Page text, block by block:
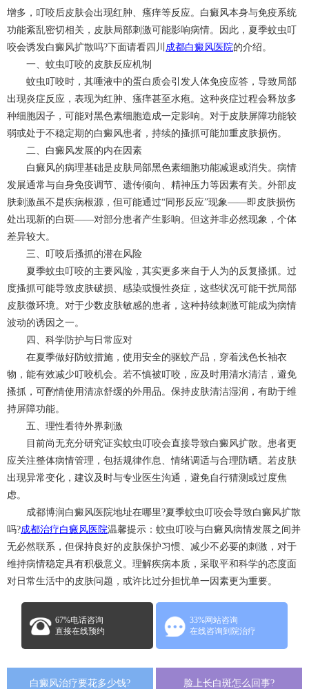
增多，叮咬后皮肤会出现红肿、瘙痒等反应。白癜风本身与免疫系统
功能紊乱密切相关，皮肤局部刺激可能影响病情。因此，夏季蚊虫叮
咬会诱发白癜风扩散吗?下面请看四川 成都白癜风医院的介绍。
一、蚊虫叮咬的皮肤反应机制
蚊虫叮咬时，其唾液中的蛋白质会引发人体免疫应答，导致局部
出现炎症反应，表现为红肿、瘙痒甚至水疱。这种炎症过程会释放多
种细胞因子，可能对黑色素细胞造成一定影响。对于皮肤屏障功能较
弱或处于不稳定期的白癜风患者，持续的搔抓可能加重皮肤损伤。
二、白癜风发展的内在因素
白癜风的病理基础是皮肤局部黑色素细胞功能减退或消失。病情
发展通常与自身免疫调节、遗传倾向、精神压力等因素有关。外部皮
肤刺激虽不是疾病根源，但可能通过“同形反应”现象——即皮肤损伤
处出现新的白斑——对部分患者产生影响。但这并非必然现象，个体
差异较大。
三、叮咬后搔抓的潜在风险
夏季蚊虫叮咬的主要风险，其实更多来自于人为的反复搔抓。过
度搔抓可能导致皮肤破损、感染或慢性炎症，这些状况可能干扰局部
皮肤微环境。对于少数皮肤敏感的患者，这种持续刺激可能成为病情
波动的诱因之一。
四、科学防护与日常应对
在夏季做好防蚊措施，使用安全的驱蚊产品，穿着浅色长袖衣
物，能有效减少叮咬机会。若不慎被叮咬，应及时用清水清洁，避免
搔抓，可酌情使用清凉舒缓的外用品。保持皮肤清洁湿润，有助于维
持屏障功能。
五、理性看待外界刺激
目前尚无充分研究证实蚊虫叮咬会直接导致白癜风扩散。患者更
应关注整体病情管理，包括规律作息、情绪调适与合理防晒。若皮肤
出现异常变化，建议及时与专业医生沟通，避免自行猜测或过度焦
虑。
成都博润白癜风医院地址在哪里?夏季蚊虫叮咬会导致白癜风扩散
吗?成都治疗白癜风医院温馨提示：蚊虫叮咬与白癜风病情发展之间并
无必然联系，但保持良好的皮肤保护习惯、减少不必要的刺激，对于
维持病情稳定具有积极意义。理解疾病本质，采取平和科学的态度面
对日常生活中的皮肤问题，或许比过分担忧单一因素更为重要。
67%电话咨询
直接在线预约
33%网站咨询
在线咨询到院治疗
白癜风治疗要花多少钱? 脸上长白斑怎么回事?